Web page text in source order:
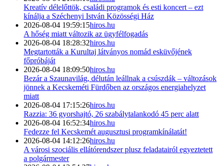
Kreatív délelőttök, családi programok és esti koncert – ezt
kínálja a Széchenyi István Közösségi Ház
2026-08-04 19:59:15hiros.hu
A hőség miatt változik az ügyfélfogadás
2026-08-04 18:28:32hiros.hu
Megtartották a Kurultaj látványos nomád esküvőjének
főpróbáját
2026-08-04 18:09:50hiros.hu
Bezár a Szaunavilág, délután leállnak a csúszdák – változások
jönnek a Kecskeméti Fürdőben az országos energiahelyzet
miatt
2026-08-04 17:15:26hiros.hu
Razzia: 36 gyorshajtó, 26 szabálytalankodó 45 perc alatt
2026-08-04 16:52:34hiros.hu
Fedezze fel Kecskemét augusztusi programkínálatát!
2026-08-04 14:12:26hiros.hu
A városi szociális ellátórendszer plusz feladatairól egyeztetett
a polgármester